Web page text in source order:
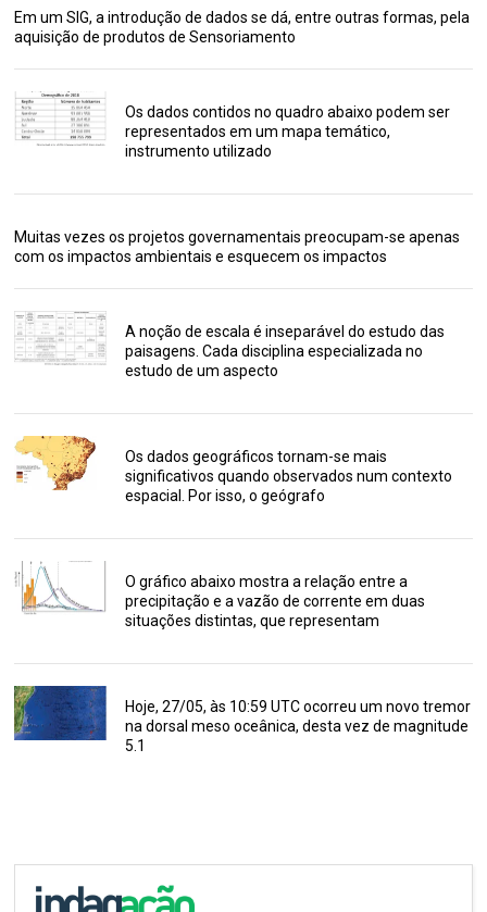
Em um SIG, a introdução de dados se dá, entre outras formas, pela
aquisição de produtos de Sensoriamento
Os dados contidos no quadro abaixo podem ser
representados em um mapa temático,
instrumento utilizado
Muitas vezes os projetos governamentais preocupam-se apenas
com os impactos ambientais e esquecem os impactos
A noção de escala é inseparável do estudo das
paisagens. Cada disciplina especializada no
estudo de um aspecto
Os dados geográficos tornam-se mais
significativos quando observados num contexto
espacial. Por isso, o geógrafo
O gráfico abaixo mostra a relação entre a
precipitação e a vazão de corrente em duas
situações distintas, que representam
Hoje, 27/05, às 10:59 UTC ocorreu um novo tremor
na dorsal meso oceânica, desta vez de magnitude
5.1